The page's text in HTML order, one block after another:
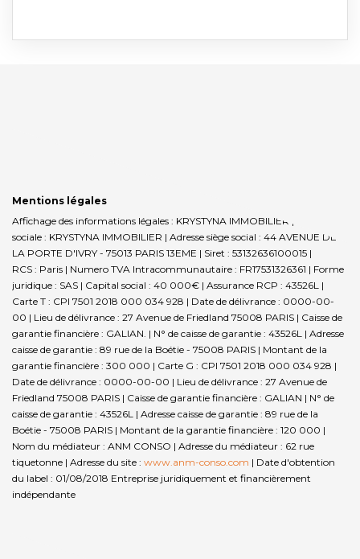
Mentions légales
Affichage des informations légales : KRYSTYNA IMMOBILIER | Raison
sociale : KRYSTYNA IMMOBILIER | Adresse siège social : 44 AVENUE DE
LA PORTE D'IVRY - 75013 PARIS 13EME | Siret : 53132636100015 |
RCS : Paris | Numero TVA Intracommunautaire : FR17531326361 | Forme
juridique : SAS | Capital social : 40 000€ | Assurance RCP : 43526L |
Carte T : CPI 7501 2018 000 034 928 | Date de délivrance : 0000-00-
00 | Lieu de délivrance : 27 Avenue de Friedland 75008 PARIS | Caisse de
garantie financière : GALIAN. | N° de caisse de garantie : 43526L | Adresse
caisse de garantie : 89 rue de la Boétie - 75008 PARIS | Montant de la
garantie financière : 300 000 | Carte G : CPI 7501 2018 000 034 928 |
Date de délivrance : 0000-00-00 | Lieu de délivrance : 27 Avenue de
Friedland 75008 PARIS | Caisse de garantie financière : GALIAN | N° de
caisse de garantie : 43526L | Adresse caisse de garantie : 89 rue de la
Boétie - 75008 PARIS | Montant de la garantie financière : 120 000 |
Nom du médiateur : ANM CONSO | Adresse du médiateur : 62 rue
tiquetonne | Adresse du site : www.anm-conso.com | Date d'obtention
du label : 01/08/2018 Entreprise juridiquement et financièrement
indépendante